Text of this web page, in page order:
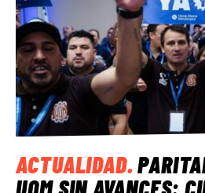
ACTUALIDAD.